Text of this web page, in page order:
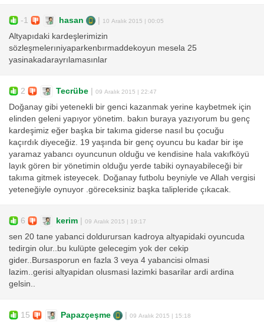
-1 hasan 10 Aralık 2015 | 00:05
Altyapıdaki kardeşlerimizin
sözleşmelerıniyaparkenbırmaddekoyun mesela 25
yasinakadarayrılamasınlar
2 Tecrübe 09 Aralık 2015 | 22:47
Doğanay gibi yetenekli bir genci kazanmak yerine kaybetmek için
elinden geleni yapıyor yönetim. bakın buraya yazıyorum bu genç
kardeşimiz eğer başka bir takıma giderse nasıl bu çocuğu
kaçırdık diyeceğiz. 19 yaşında bir genç oyuncu bu kadar bir işe
yaramaz yabancı oyuncunun olduğu ve kendisine hala vakıfköyü
layık gören bir yönetimin olduğu yerde tabiki oynayabileceği bir
takıma gitmek isteyecek. Doğanay futbolu beyniyle ve Allah vergisi
yeteneğiyle oynuyor .göreceksiniz başka talipleride çıkacak.
6 kerim 09 Aralık 2015 | 19:17
sen 20 tane yabanci doldurursan kadroya altyapidaki oyuncuda
tedirgin olur..bu kulüpte gelecegim yok der cekip
gider..Bursasporun en fazla 3 veya 4 yabancisi olmasi
lazim..gerisi altyapidan olusmasi lazimki basarilar ardi ardina
gelsin..
15 Papazçeşme 09 Aralık 2015 | 15:18